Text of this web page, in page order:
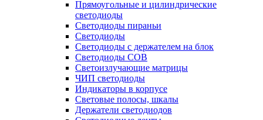
Прямоугольные и цилиндрические
светодиоды
Светодиоды пираньи
Светодиоды
Светодиоды с держателем на блок
Светодиоды COB
Светоизлучающие матрицы
ЧИП светодиоды
Индикаторы в корпусе
Световые полосы, шкалы
Держатели светодиодов